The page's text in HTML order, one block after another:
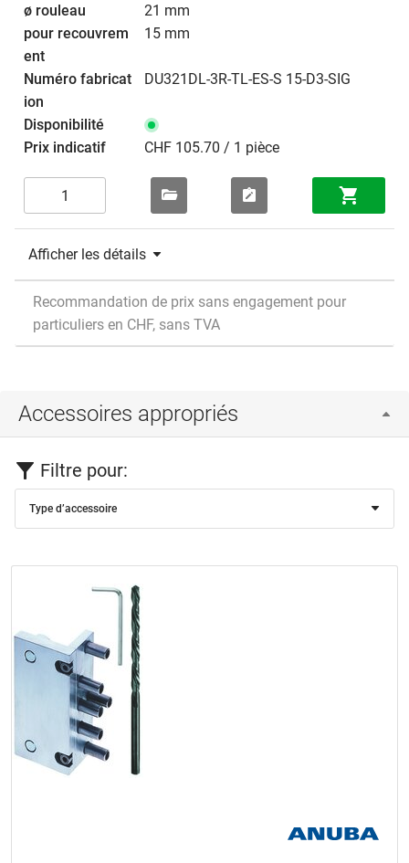
21 mm
15 mm
DU321DL-3R-TL-ES-S 15-D3-SIG
CHF 105.70 / 1 pièce
Afficher les détails
Recommandation de prix sans engagement pour
particuliers en CHF, sans TVA
Accessoires appropriés
Filtre pour:
Type d’accessoire